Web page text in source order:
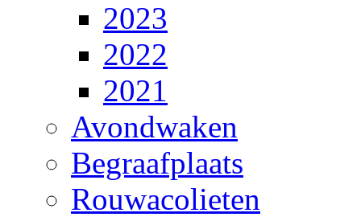
2023
2022
2021
Avondwaken
Begraafplaats
Rouwacolieten